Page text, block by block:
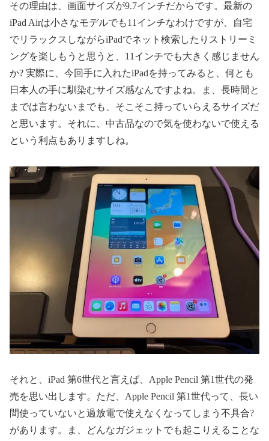
その理由は、画面サイズが9.7インチだからです。最新の
iPad Airは小さなモデルでも11インチなわけですが、自宅
でリラックスしながらiPadでネット検索したりストリーミ
ングを楽しもうと思うと、11インチでも大きく感じません
か? 実際に、今回手に入れたiPadを持ってみると、何とも
日本人の手に馴染むサイズ感なんですよね。ま、長時間と
までは言わないまでも、そこそこ持っていらえるサイズだ
と思います。それに、中古品なので気を使わないで使える
という利点もありますしね。
それと、iPad 第6世代と言えば、Apple Pencil 第1世代の発
売を思い出します。ただ、Apple Pencil 第1世代って、長い
間使っていないと過放電で使えなくなってしまう不具合?
があります。ま、どんなガジェットでも起こりえることな